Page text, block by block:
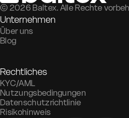
© 2026 Baltex. Alle Rechte
Unternehmen
Über uns
Blog
Rechtliches
KYC/AML
Nutzungsbedingungen
Datenschutzrichtlinie
Risikohinweis